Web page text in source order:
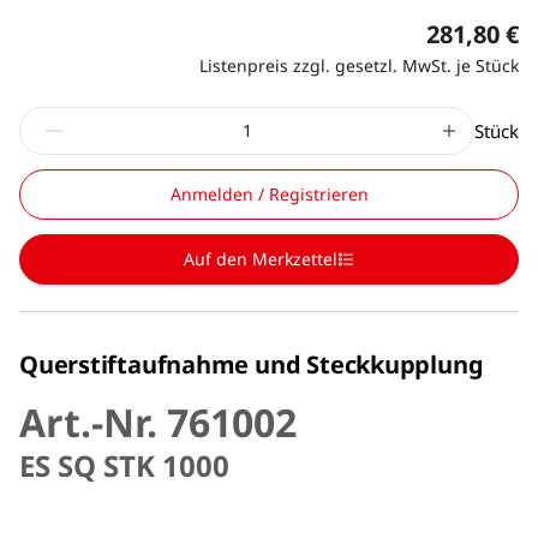
281,80 €
Listenpreis zzgl. gesetzl. MwSt. je Stück
Stück
Anmelden / Registrieren
Auf den Merkzettel
Querstiftaufnahme und Steckkupplung
Art.-Nr. 761002
ES SQ STK 1000